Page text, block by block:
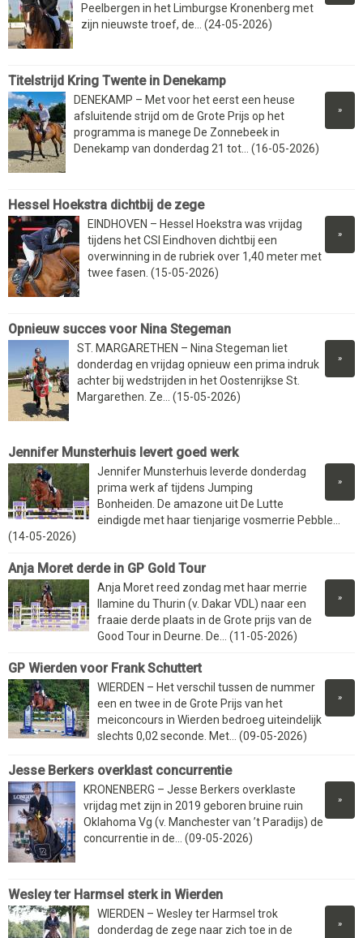
Peelbergen in het Limburgse Kronenberg met
zijn nieuwste troef, de... (24-05-2026)
Titelstrijd Kring Twente in Denekamp
»
DENEKAMP – Met voor het eerst een heuse
afsluitende strijd om de Grote Prijs op het
programma is manege De Zonnebeek in
Denekamp van donderdag 21 tot... (16-05-2026)
Hessel Hoekstra dichtbij de zege
»
EINDHOVEN – Hessel Hoekstra was vrijdag
tijdens het CSI Eindhoven dichtbij een
overwinning in de rubriek over 1,40 meter met
twee fasen. (15-05-2026)
Opnieuw succes voor Nina Stegeman
»
ST. MARGARETHEN – Nina Stegeman liet
donderdag en vrijdag opnieuw een prima indruk
achter bij wedstrijden in het Oostenrijkse St.
Margarethen. Ze... (15-05-2026)
Jennifer Munsterhuis levert goed werk
»
Jennifer Munsterhuis leverde donderdag
prima werk af tijdens Jumping
Bonheiden. De amazone uit De Lutte
eindigde met haar tienjarige vosmerrie Pebble...
(14-05-2026)
Anja Moret derde in GP Gold Tour
»
Anja Moret reed zondag met haar merrie
Ilamine du Thurin (v. Dakar VDL) naar een
fraaie derde plaats in de Grote prijs van de
Good Tour in Deurne. De... (11-05-2026)
GP Wierden voor Frank Schuttert
»
WIERDEN – Het verschil tussen de nummer
een en twee in de Grote Prijs van het
meiconcours in Wierden bedroeg uiteindelijk
slechts 0,02 seconde. Met... (09-05-2026)
Jesse Berkers overklast concurrentie
»
KRONENBERG – Jesse Berkers overklaste
vrijdag met zijn in 2019 geboren bruine ruin
Oklahoma Vg (v. Manchester van ’t Paradijs) de
concurrentie in de... (09-05-2026)
Wesley ter Harmsel sterk in Wierden
»
WIERDEN – Wesley ter Harmsel trok
donderdag de zege naar zich toe in de